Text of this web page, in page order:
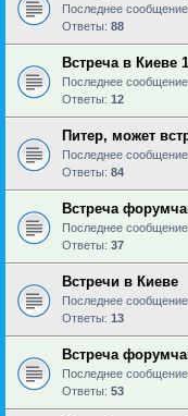
Последнее сообщение
Ответы: 88
Встреча в Киеве
Последнее сообщение
Ответы: 12
Питер, может
Последнее сообщение
Ответы: 84
Встреча
Последнее сообщение
Ответы: 37
Встречи в Киеве
Последнее сообщение
Ответы: 13
Встреча
Последнее сообщение
Ответы: 53